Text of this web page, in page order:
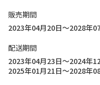
販売期間
2023年04月20日～2028年
配送期間
2023年04月23日～2024年
2025年01月21日～2028年